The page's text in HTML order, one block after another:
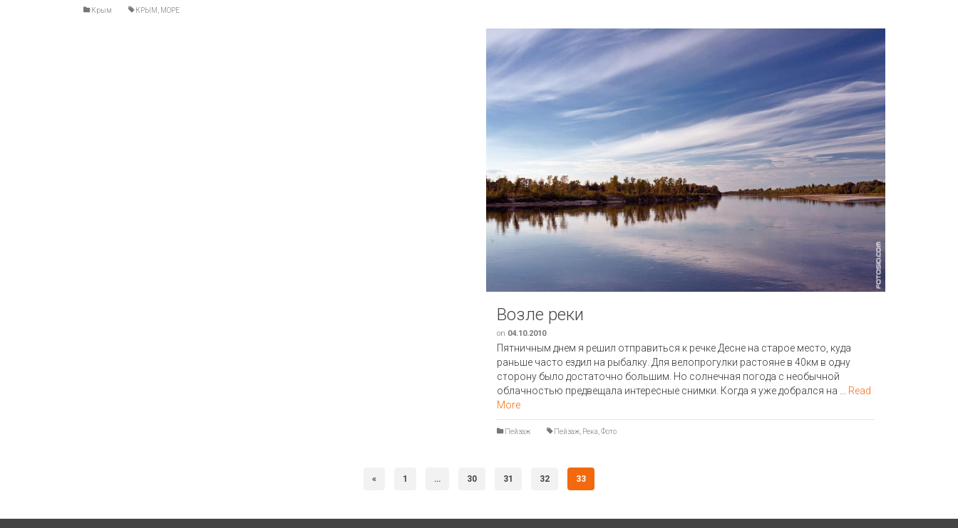
Крым КРЫМ МОРЕ
Возле реки
on 04.10.2010
Пятничным днем я решил отправиться к речке Десне на старое место, куда
раньше часто ездил на рыбалку. Для велопрогулки растояне в 40км в одну
сторону было достаточно большим. Но солнечная погода с необычной
облачностью предвещала интересные снимки. Когда я уже добрался на … Read
More
Пейзаж Пейзаж Река Фото
« 1 … 30 31 32 33